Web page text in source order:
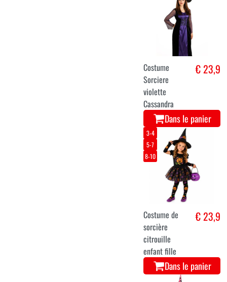
Costume
Sorciere
violette
Cassandra
€ 23,9
Dans le panier
3-4
5-7
8-10
Costume de
sorcière
citrouille
enfant fille
€ 23,9
Dans le panier